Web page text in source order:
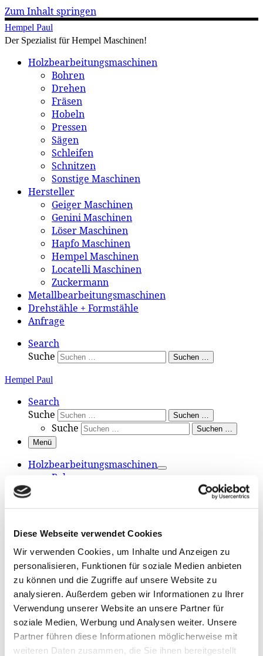
Diese Webseite verwendet Cookies
Wir verwenden Cookies, um Inhalte und Anzeigen zu
personalisieren, Funktionen für soziale Medien anbieten
zu können und die Zugriffe auf unsere Website zu
analysieren. Außerdem geben wir Informationen zu Ihrer
Verwendung unserer Website an unsere Partner für
soziale Medien, Werbung und Analysen weiter. Unsere
Partner führen diese Informationen möglicherweise mit
weiteren Daten zusammen, die Sie ihnen bereitgestellt
Zum Inhalt springen
Hempel Paul
Der Spezialist für Hempel Maschinen!
Holzbearbeitungsmaschinen
Bohren
Drehen
Fräsen
Hobeln
Pressen
Sägen
Schleifen
Schnitzen
Sonstige Maschinen
Hersteller
Geiger Maschinen
Genini Maschinen
Löser Maschinen
Hapfo Maschinen
Hempel Maschinen
Locatelli Maschinen
Zuckermann
Metallbearbeitungsmaschinen
Drehstähle + Formstähle
Anfrage
Search
Suche
Suchen …
Hempel Paul
Search
Suche
Suchen …
Suche
Suchen …
Menü
Holzbearbeitungsmaschinen
Bohren
Pressen
Schleifen
Schnitzen
Sonstige Maschinen
Hersteller
Geiger Maschinen
Genini Maschinen
Löser Maschinen
Hapfo Maschinen